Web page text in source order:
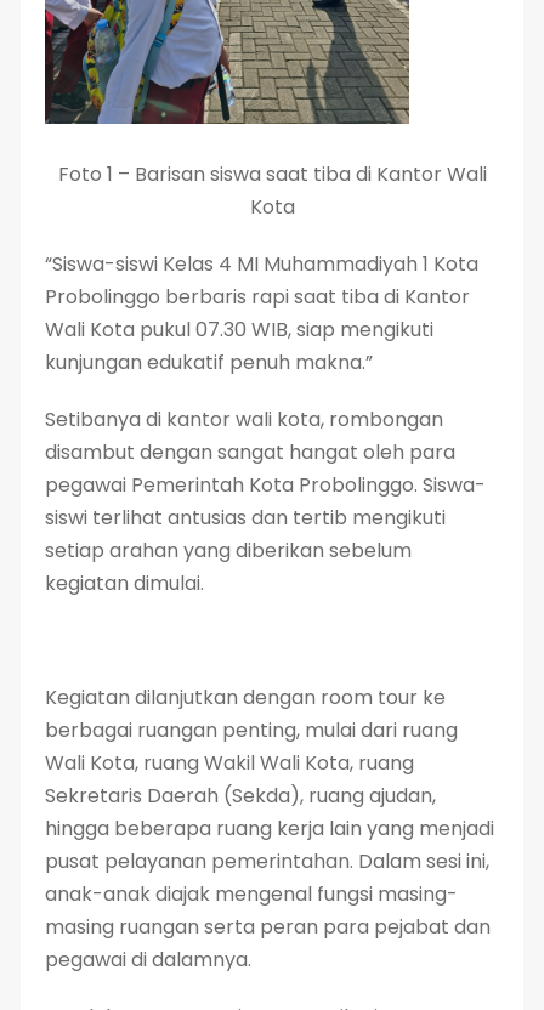
Foto 1 – Barisan siswa saat tiba di Kantor Wali
Kota
“Siswa-siswi Kelas 4 MI Muhammadiyah 1 Kota
Probolinggo berbaris rapi saat tiba di Kantor
Wali Kota pukul 07.30 WIB, siap mengikuti
kunjungan edukatif penuh makna.”
Setibanya di kantor wali kota, rombongan
disambut dengan sangat hangat oleh para
pegawai Pemerintah Kota Probolinggo. Siswa-
siswi terlihat antusias dan tertib mengikuti
setiap arahan yang diberikan sebelum
kegiatan dimulai.
Kegiatan dilanjutkan dengan room tour ke
berbagai ruangan penting, mulai dari ruang
Wali Kota, ruang Wakil Wali Kota, ruang
Sekretaris Daerah (Sekda), ruang ajudan,
hingga beberapa ruang kerja lain yang menjadi
pusat pelayanan pemerintahan. Dalam sesi ini,
anak-anak diajak mengenal fungsi masing-
masing ruangan serta peran para pejabat dan
pegawai di dalamnya.